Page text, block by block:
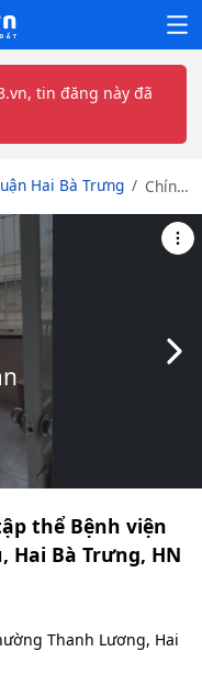
tin đăng này đã
Hai Bà Trưng
Chính
cho
thuê
Bệnh
viện
Ngưu,
Hai
Bà
Trưng,
thể Bệnh viện
Hai Bà Trưng, HN
Thanh Lương, Hai